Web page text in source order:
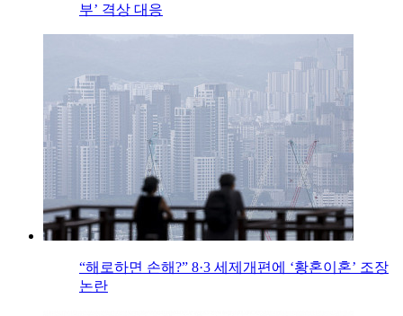
부’ 격상 대응
“해로하면 손해?” 8·3 세제개편에 ‘황혼이혼’ 조장
논란